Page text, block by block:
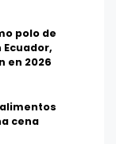
polo de
en 2026
cena